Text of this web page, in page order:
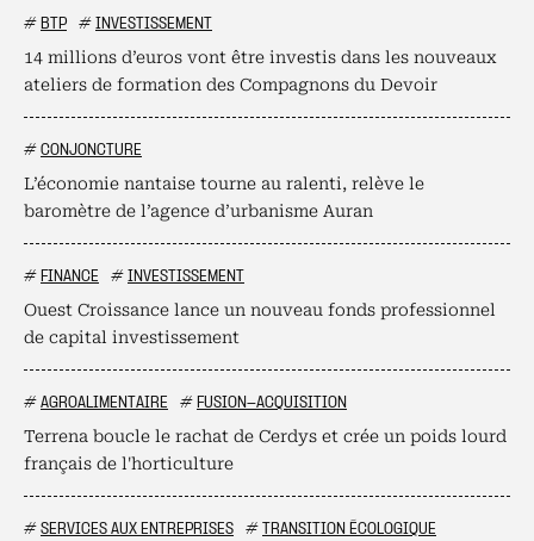
# BTP # INVESTISSEMENT
14 millions d’euros vont être investis dans les nouveaux
ateliers de formation des Compagnons du Devoir
# CONJONCTURE
L’économie nantaise tourne au ralenti, relève le
baromètre de l’agence d’urbanisme Auran
# FINANCE # INVESTISSEMENT
Ouest Croissance lance un nouveau fonds professionnel
de capital investissement
# AGROALIMENTAIRE # FUSION-ACQUISITION
Terrena boucle le rachat de Cerdys et crée un poids lourd
français de l'horticulture
# SERVICES AUX ENTREPRISES # TRANSITION ÉCOLOGIQUE